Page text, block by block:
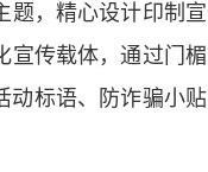
题，精心设计印制宣
宣传载体，通过门楣
动标语、防诈骗小贴